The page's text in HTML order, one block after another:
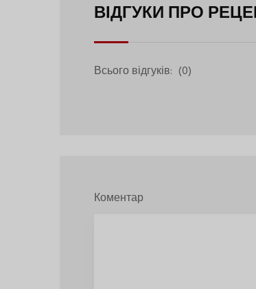
ВІДГУКИ ПРО
Всього відгуків: (0)
Коментар